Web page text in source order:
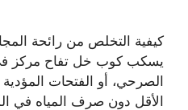
كيفية التخلص من رائحة
يسكب كوب خل تفاح مركز
الصرحي، أو الفتحات
الأقل دون صرف المياه في